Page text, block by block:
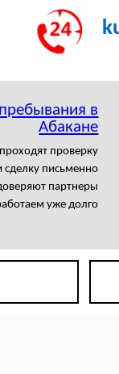
в
Абакане
проверку
письменно
партнеры
уже долго